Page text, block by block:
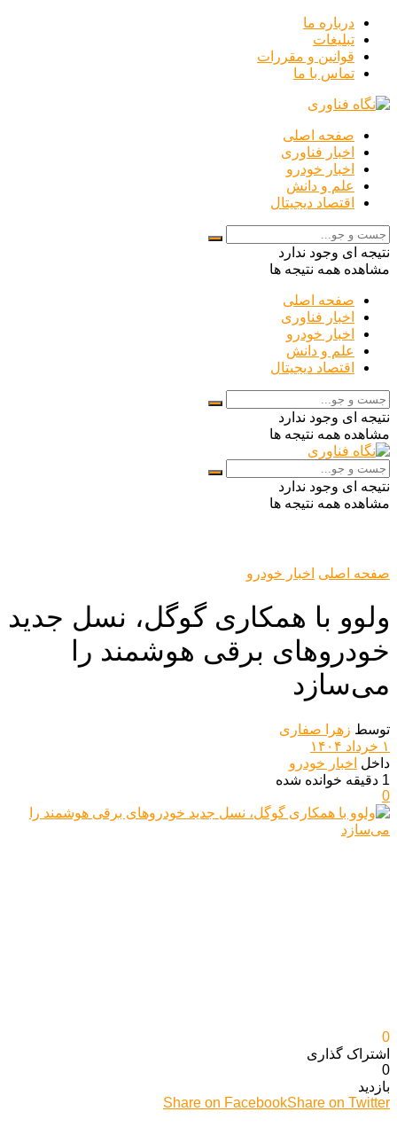
درباره ما
تبلیغات
قوانین و مقررات
تماس با ما
صفحه اصلی
اخبار فناوری
اخبار خودرو
علم و دانش
اقتصاد دیجیتال
نتیجه ای وجود ندارد
مشاهده همه نتیجه ها
صفحه اصلی
اخبار فناوری
اخبار خودرو
علم و دانش
اقتصاد دیجیتال
نتیجه ای وجود ندارد
مشاهده همه نتیجه ها
نتیجه ای وجود ندارد
مشاهده همه نتیجه ها
صفحه اصلی اخبار خودرو
ولوو با همکاری گوگل، نسل جدید
خودروهای برقی هوشمند را
می‌سازد
توسط زهرا صفاری
۱ خرداد ۱۴۰۴
داخل اخبار خودرو
1 دقیقه خوانده شده
0
0
اشتراک گذاری‌
0
بازدید
Share on FacebookShare on Twitter